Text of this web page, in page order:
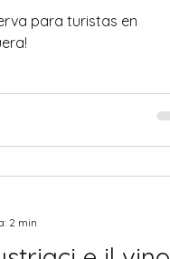
para turistas en
2 min